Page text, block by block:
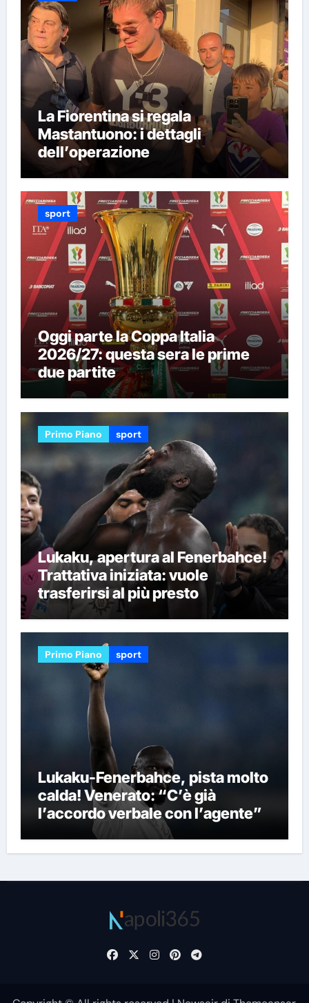
La Fiorentina si regala
Mastantuono: i dettagli
dell’operazione
sport
Oggi parte la Coppa Italia
2026/27: questa sera le prime
due partite
Primo Piano sport
Lukaku, apertura al Fenerbahce!
Trattativa iniziata: vuole
trasferirsi al più presto
Primo Piano sport
Lukaku-Fenerbahce, pista molto
calda! Venerato: “C’è già
l’accordo verbale con l’agente”